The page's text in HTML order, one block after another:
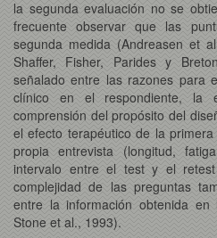
la segunda evaluación no se
frecuente observar que las
segunda medida (Andreasen et
Shaffer, Fisher, Parides y
señalado entre las razones para
clínico en el respondiente, la
comprensión del propósito del
el efecto terapéutico de la
propia entrevista (longitud,
intervalo entre el test y el
complejidad de las preguntas
entre la información obtenida en
Stone et al., 1993).